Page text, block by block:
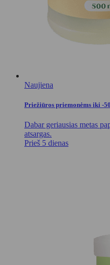
Naujiena
Priežiūros priemonėms iki -
Dabar geriausias metas
atsargas.
Prieš 5 dienas